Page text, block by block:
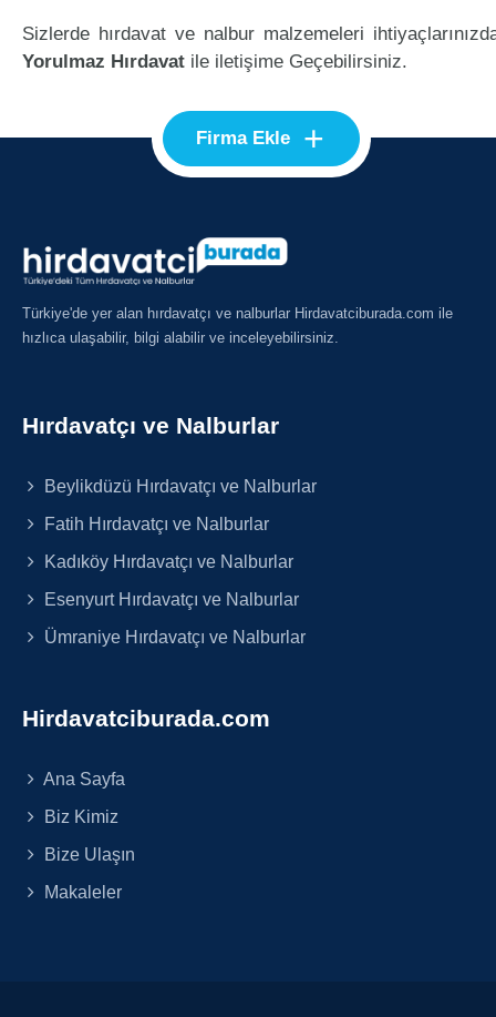
Sizlerde hırdavat ve nalbur malzemeleri
Yorulmaz Hırdavat ile iletişime Geçebilirsiniz.
Firma Ekle +
Türkiye'de yer alan hırdavatçı ve nalburlar Hirdavatciburada.com ile
hızlıca ulaşabilir, bilgi alabilir ve inceleyebilirsiniz.
Hırdavatçı ve Nalburlar
Beylikdüzü Hırdavatçı ve Nalburlar
Fatih Hırdavatçı ve Nalburlar
Kadıköy Hırdavatçı ve Nalburlar
Esenyurt Hırdavatçı ve Nalburlar
Ümraniye Hırdavatçı ve Nalburlar
Hirdavatciburada.com
Ana Sayfa
Biz Kimiz
Bize Ulaşın
Makaleler